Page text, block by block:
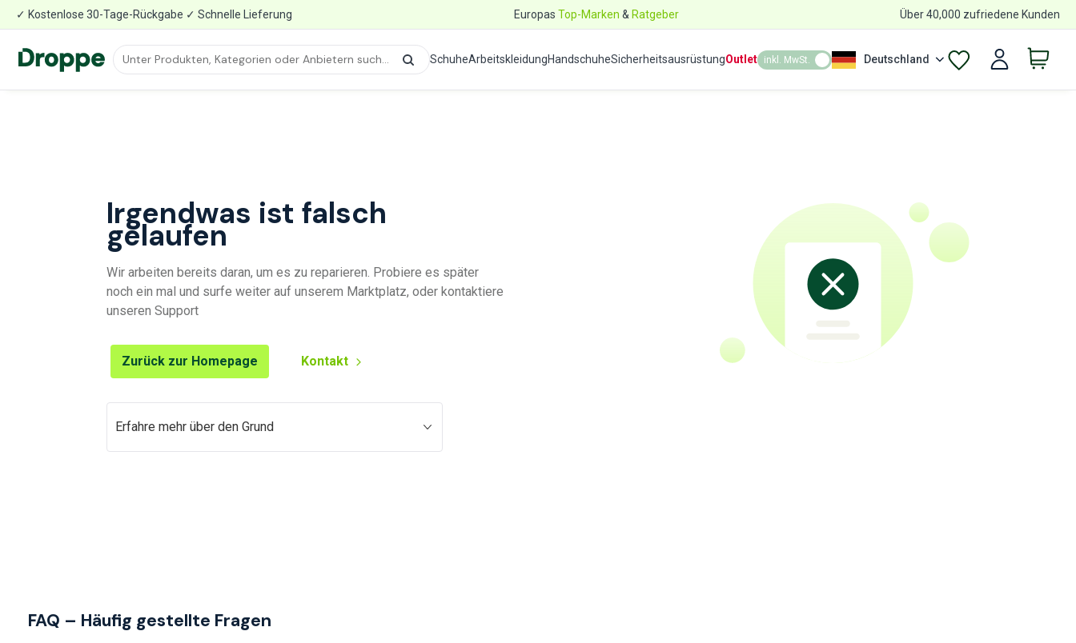
✓ Kostenlose 30-Tage-Rückgabe ✓ Schnelle Lieferung Europas Top-Marken & Ratgeber Über 40,000 zufriedene Kunden
SchuheArbeitskleidungHandschuheSicherheitsausrüstungOutlet inkl. MwSt. Deutschland
Irgendwas ist falsch
gelaufen
Wir arbeiten bereits daran, um es zu reparieren. Probiere es später
noch ein mal und surfe weiter auf unserem Marktplatz, oder kontaktiere
unseren Support
Zurück zur Homepage Kontakt
Erfahre mehr über den Grund
FAQ – Häufig gestellte Fragen